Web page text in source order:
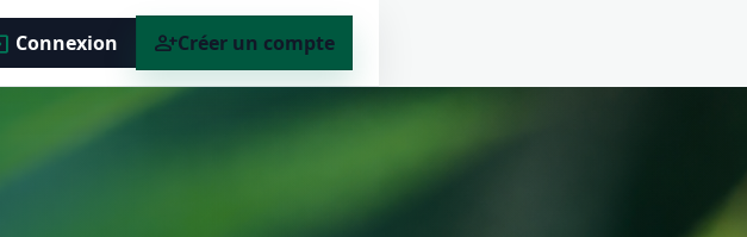
Connexion person_addCréer un compte